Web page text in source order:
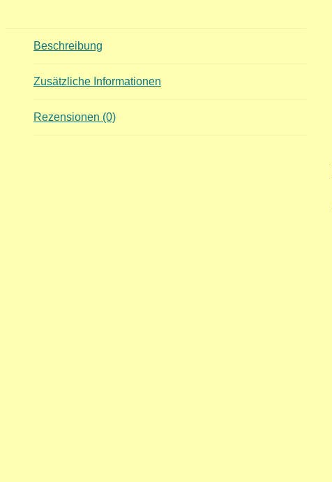
Beschreibung
Zusätzliche Informationen
Rezensionen (0)